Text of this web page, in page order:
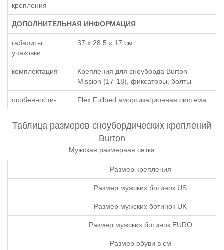
крепления
ДОПОЛНИТЕЛЬНАЯ ИНФОРМАЦИЯ
габариты
упаковки
37 x 28.5 x 17 см
комплектация
Крепления для сноуборда Burton
Mission (17-18), фиксаторы, болты
особенности- Flex Fullbed амортизационная система
Таблица размеров сноубордических креплений
Burton
Мужская размерная сетка
Размер крепления
Размер мужских ботинок US
Размер мужских ботинок UK
Размер мужских ботинок EURO
Размер обуви в см